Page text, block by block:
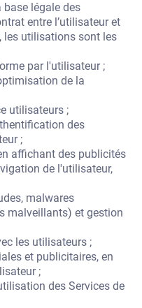
légale des
entre l’utilisateur et
les utilisations sont les
par l'utilisateur ;
de la
utilisateurs ;
des
;
affichant des publicités
de l'utilisateur,
malwares
malveillants) et gestion
les utilisateurs ;
et publicitaires, en
;
des Services de